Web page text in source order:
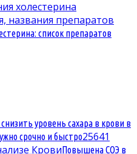
список препаратов
уровень сахара в крови в
срочно и быстро25641
Повышена СОЭ в